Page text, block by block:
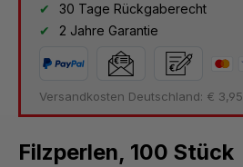
30 Tage Rückgaberecht
2 Jahre Garantie
Versandkosten Deutschland: € 3,95
Filzperlen, 100 Stück